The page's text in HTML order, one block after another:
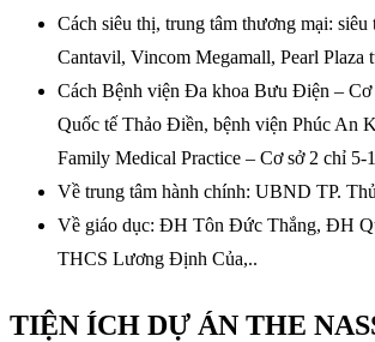
Cách siêu thị, trung tâm thương mại: siêu
Cantavil, Vincom Megamall, Pearl Plaza
Cách Bệnh viện Đa khoa Bưu Điện – Cơ
Quốc tế Thảo Điền, bệnh viện Phúc An
Family Medical Practice – Cơ sở 2 chỉ 5-
Về trung tâm hành chính: UBND TP.
Về giáo dục: ĐH Tôn Đức Thắng, ĐH
THCS Lương Định Của,..
TIỆN ÍCH DỰ ÁN THE